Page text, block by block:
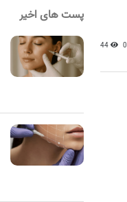
0
44
پست های اخیر